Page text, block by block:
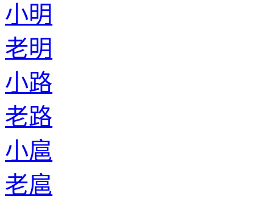
小明
老明
小路
老路
小扈
老扈